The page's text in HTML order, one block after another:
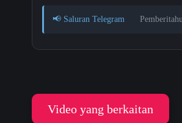
📢 Saluran Telegram
Video yang berkaitan